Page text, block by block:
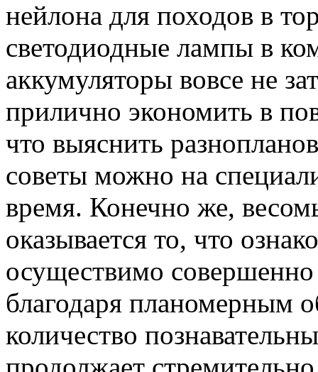
нейлона для походов в
светодиодные лампы в
аккумуляторы вовсе не
прилично экономить в
что выяснить
советы можно на
время. Конечно же,
оказывается то, что
осуществимо
благодаря планомерным
количество